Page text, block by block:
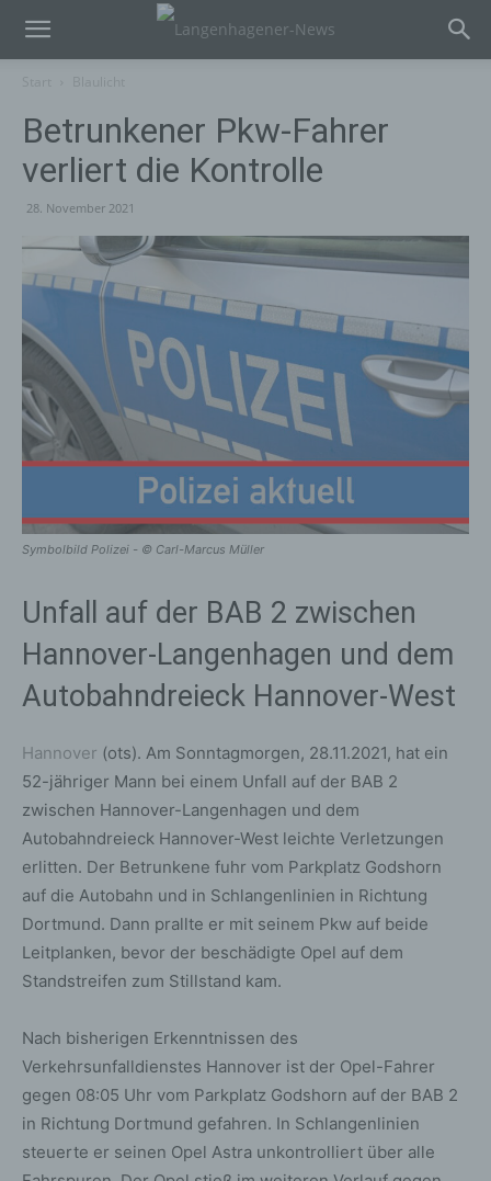
Betrunkener Pkw-Fahrer
verliert die Kontrolle
28. November 2021
Symbolbild Polizei - © Carl-Marcus Müller
Unfall auf der BAB 2 zwischen
Hannover-Langenhagen und dem
Autobahndreieck Hannover-West
Hannover (ots). Am Sonntagmorgen, 28.11.2021, hat ein
52-jähriger Mann bei einem Unfall auf der BAB 2
zwischen Hannover-Langenhagen und dem
Autobahndreieck Hannover-West leichte Verletzungen
erlitten. Der Betrunkene fuhr vom Parkplatz Godshorn
auf die Autobahn und in Schlangenlinien in Richtung
Dortmund. Dann prallte er mit seinem Pkw auf beide
Leitplanken, bevor der beschädigte Opel auf dem
Standstreifen zum Stillstand kam.
Nach bisherigen Erkenntnissen des
Verkehrsunfalldienstes Hannover ist der Opel-Fahrer
gegen 08:05 Uhr vom Parkplatz Godshorn auf der BAB 2
in Richtung Dortmund gefahren. In Schlangenlinien
steuerte er seinen Opel Astra unkontrolliert über alle